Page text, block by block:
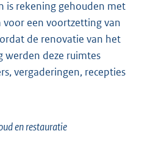
is rekening gehouden met
voor een voortzetting van
de renovatie van het
werden deze ruimtes
vergaderingen, recepties
en restauratie